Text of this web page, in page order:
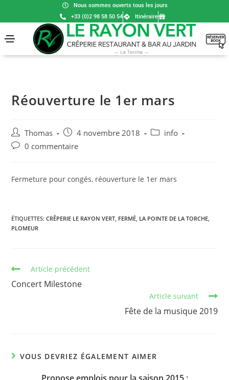
Nous sommes ouverts tous les jours
+33 (0)2 98 58 50 54
Itinéraire
Réouverture le 1er mars
Thomas 4 novembre 2018
info
0 commentaire
Fermeture pour congés, réouverture le 1er mars
ÉTIQUETTES:CRÊPERIE LE RAYON VERT FERMÉ LA POINTE DE LA TORCHE
PLOMEUR
Article précédent
Concert Milestone
Article suivant
Fête de la musique 2019
VOUS DEVRIEZ ÉGALEMENT AIMER